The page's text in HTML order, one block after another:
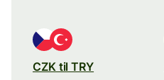
CZK til TRY